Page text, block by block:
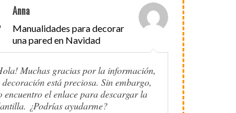
Anna
Manualidades para decorar
una pared en Navidad
Muchas gracias por la información,
está preciosa. Sin embargo,
encuentro el enlace para descargar la
¿Podrías ayudarme?